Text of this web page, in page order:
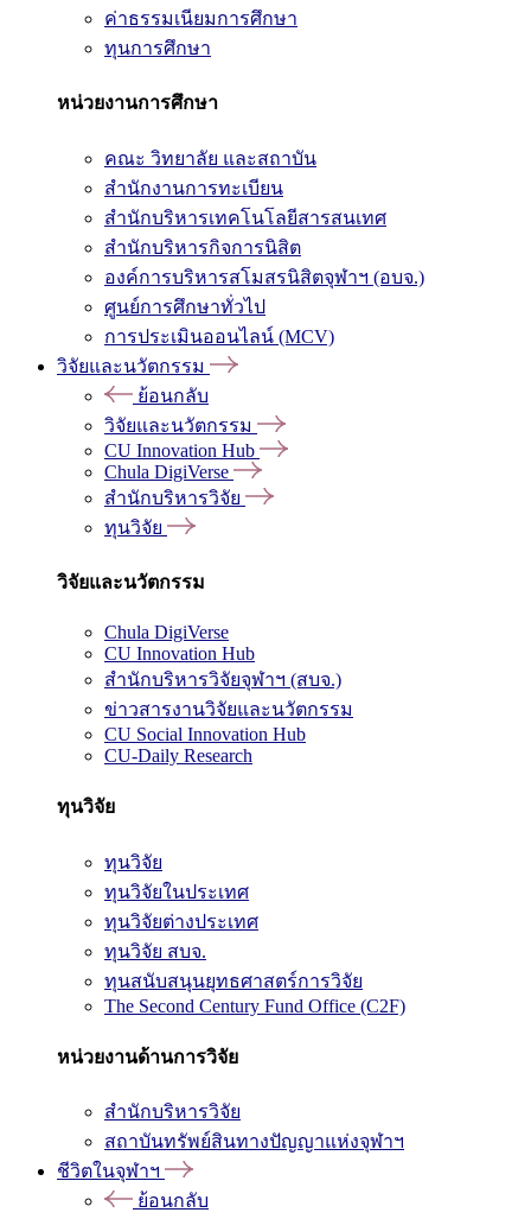
ค่าธรรมเนียมการศึกษา
ทุนการศึกษา
หน่วยงานการศึกษา
คณะ วิทยาลัย และสถาบัน
สำนักงานการทะเบียน
สำนักบริหารเทคโนโลยีสารสนเทศ
สำนักบริหารกิจการนิสิต
องค์การบริหารสโมสรนิสิตจุฬาฯ (อบจ.)
ศูนย์การศึกษาทั่วไป
การประเมินออนไลน์ (MCV)
วิจัยและนวัตกรรม
ย้อนกลับ
วิจัยและนวัตกรรม
CU Innovation Hub
Chula DigiVerse
สำนักบริหารวิจัย
ทุนวิจัย
วิจัยและนวัตกรรม
Chula DigiVerse
CU Innovation Hub
สำนักบริหารวิจัยจุฬาฯ (สบจ.)
ข่าวสารงานวิจัยและนวัตกรรม
CU Social Innovation Hub
CU-Daily Research
ทุนวิจัย
ทุนวิจัย
ทุนวิจัยในประเทศ
ทุนวิจัยต่างประเทศ
ทุนวิจัย สบจ.
ทุนสนับสนุนยุทธศาสตร์การวิจัย
The Second Century Fund Office (C2F)
หน่วยงานด้านการวิจัย
สำนักบริหารวิจัย
สถาบันทรัพย์สินทางปัญญาแห่งจุฬาฯ
ชีวิตในจุฬาฯ
ย้อนกลับ